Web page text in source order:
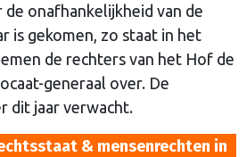
onafhankelijkheid van de
is gekomen, zo staat in het
de rechters van het Hof de
generaal over. De
dit jaar verwacht.
& mensenrechten in